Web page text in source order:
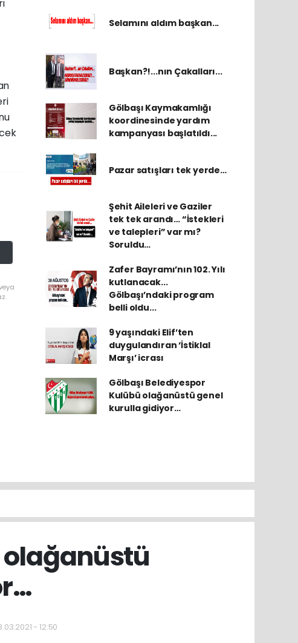
Selamını aldım başkan...
Başkan?!...nın Çakalları...
Gölbaşı Kaymakamlığı
koordinesinde yardım
kampanyası başlatıldı...
Pazar satışları tek yerde…
Şehit Aileleri ve Gaziler
tek tek arandı… “İstekleri
ve talepleri” var mı?
Soruldu…
Zafer Bayramı’nın 102. Yılı
kutlanacak...
Gölbaşı’ndaki program
belli oldu...
9 yaşındaki Elif’ten
duygulandıran ‘İstiklal
Marşı’ icrası
Gölbaşı Belediyespor
Kulübü olağanüstü genel
kurulla gidiyor…
olağanüstü
- 12:50